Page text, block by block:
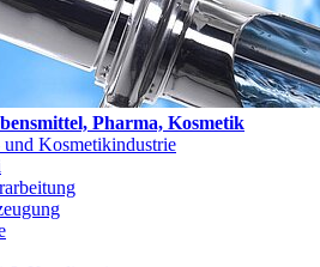
Pharma, Kosmetik
und Kosmetikindustrie